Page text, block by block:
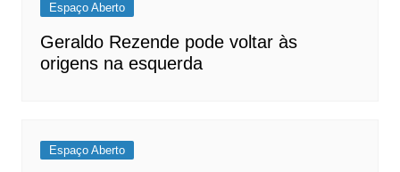
Espaço Aberto
Geraldo Rezende pode voltar às
origens na esquerda
Espaço Aberto